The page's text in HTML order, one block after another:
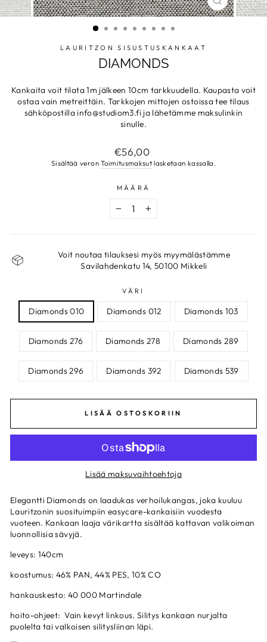
SULJE
LAURITZON SISUSTUSKANKAAT
DIAMONDS
Kankaita voit tilata 1m jälkeen 10cm tarkkuudella. Kaupasta voit
ostaa vain metreittäin. Tarkkojen mittojen ostoissa tee tilaus
sähköpostilla info@studiom3.fi ja lähetämme maksulinkin
sinulle.
Normaalihinta
€56,00
Sisältää veronToimitusmaksut lasketaan kassalla.
MÄÄRÄ
+
Voit noutaa tilauksesi myös myymälästämme
Savilahdenkatu 14, 50100 Mikkeli
VÄRI
Diamonds 010 Diamonds 012 Diamonds 103
Diamonds 276 Diamonds 278 Diamonds 289
Diamonds 296 Diamonds 392 Diamonds 539
LISÄÄ OSTOSKORIIN
Lisää maksuvaihtoehtoja
Elegantti Diamonds on laadukas verhoilukangas, joka kuuluu
Lauritzonin suosituimpiin easycare-kankaisiin vuodesta
vuoteen. Kankaan laaja värikartta sisältää kattavan valikoiman
luonnollisia sävyjä.
leveys: 140cm
koostumus: 46% PAN, 44% PES, 10% CO
hankauskesto: 40 000 Martindale
hoito-ohjeet: Vain kevyt linkous. Silitys kankaan nurjalta
puolelta tai valkoisen silitysliinan läpi.